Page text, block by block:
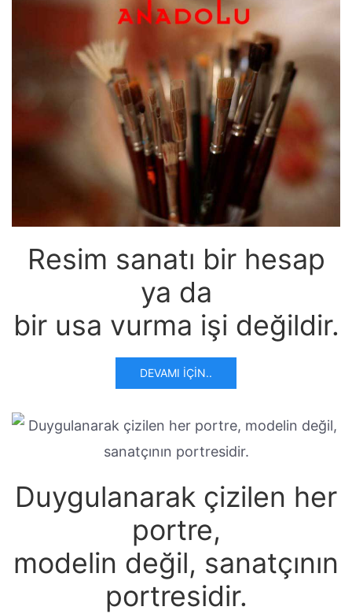
Resim sanatı bir hesap
ya da
bir usa vurma işi değildir.
DEVAMI İÇIN..
Duygulanarak çizilen her
portre,
modelin değil, sanatçının
portresidir.